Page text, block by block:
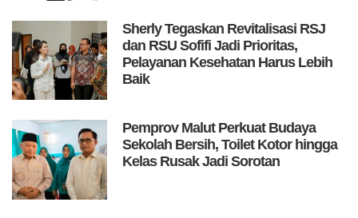
Sherly Tegaskan Revitalisasi RSJ
dan RSU Sofifi Jadi Prioritas,
Pelayanan Kesehatan Harus Lebih
Baik
Pemprov Malut Perkuat Budaya
Sekolah Bersih, Toilet Kotor hingga
Kelas Rusak Jadi Sorotan